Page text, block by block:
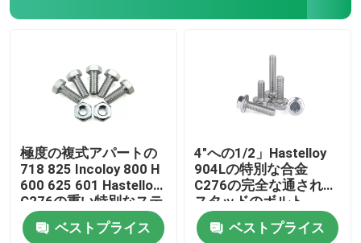
極度の複式アパートの
718 825 Incoloy 800 H
600 625 601 Hastelloy
C276の重い特別なステ
ンレス鋼625 F468ACの
ジンクスベストプライス
4"への1/2」Hastelloy
904Lの特別な合金
C276の完全な通された
スタッドのボルト
ベストプライス